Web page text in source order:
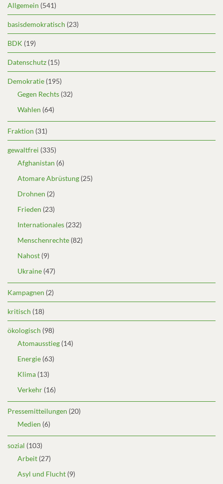
Allgemein (541)
basisdemokratisch (23)
BDK (19)
Datenschutz (15)
Demokratie (195)
Gegen Rechts (32)
Wahlen (64)
Fraktion (31)
gewaltfrei (335)
Afghanistan (6)
Atomare Abrüstung (25)
Drohnen (2)
Frieden (23)
Internationales (232)
Menschenrechte (82)
Nahost (9)
Ukraine (47)
Kampagnen (2)
kritisch (18)
ökologisch (98)
Atomausstieg (14)
Energie (63)
Klima (13)
Verkehr (16)
Pressemitteilungen (20)
Medien (6)
sozial (103)
Arbeit (27)
Asyl und Flucht (9)